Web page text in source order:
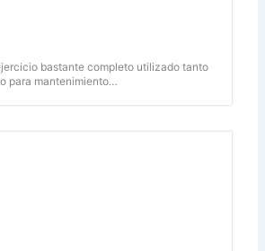
bastante completo utilizado tanto
para mantenimiento…